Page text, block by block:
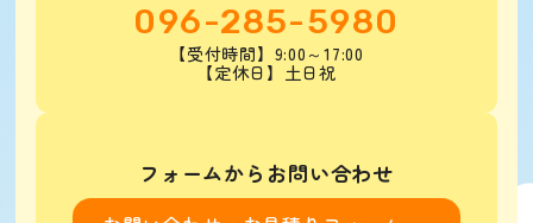
096-285-5980
【受付時間】9:00～17:00
【定休日】土日祝
フォームからお問い合わせ